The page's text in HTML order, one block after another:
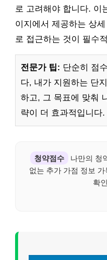
로 고려해야 합니다. 이
이지에서 제공하는 상
로 접근하는 것이 필수
전문가 팁: 단순히 점
다, 내가 지원하는 단
하고, 그 목표에 맞춰
략이 더 효과적입니다.
청약점수
나만의 청
없는 추가 가점 정보
확